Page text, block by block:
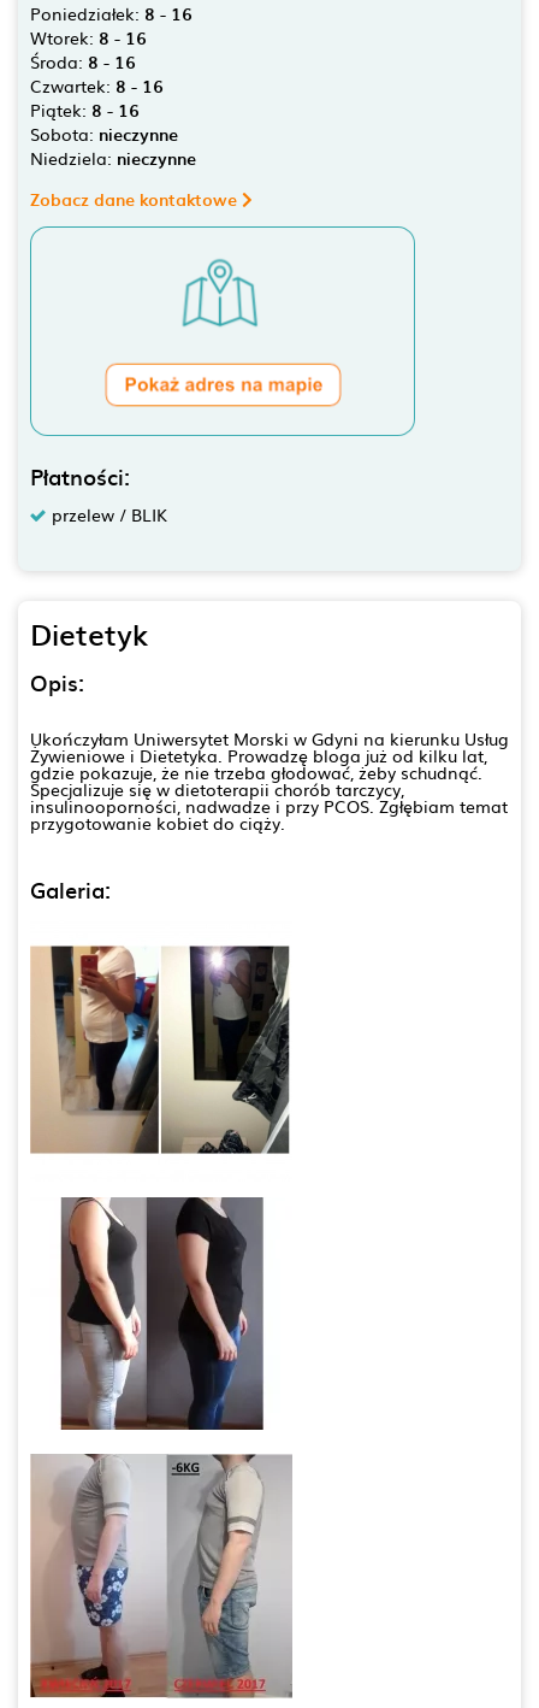
Poniedziałek: 8 - 16
Wtorek: 8 - 16
Środa: 8 - 16
Czwartek: 8 - 16
Piątek: 8 - 16
Sobota: nieczynne
Niedziela: nieczynne
Zobacz dane kontaktowe
Płatności:
przelew / BLIK
Dietetyk
Opis:
Ukończyłam Uniwersytet Morski w Gdyni na kierunku Usług
Żywieniowe i Dietetyka. Prowadzę bloga już od kilku lat,
gdzie pokazuje, że nie trzeba głodować, żeby schudnąć.
Specjalizuje się w dietoterapii chorób tarczycy,
insulinooporności, nadwadze i przy PCOS. Zgłębiam temat
przygotowanie kobiet do ciąży.
Galeria: